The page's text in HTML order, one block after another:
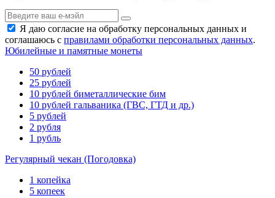
Я даю согласие на обработку персональных данных и
соглашаюсь с правилами обработки персональных данных.
Юбилейные и памятные монеты
50 рублей
25 рублей
10 рублей биметаллические бим
10 рублей гальваника (ГВС, ГТД и др.)
5 рублей
2 рубля
1 рубль
Регулярный чекан (Погодовка)
1 копейка
5 копеек